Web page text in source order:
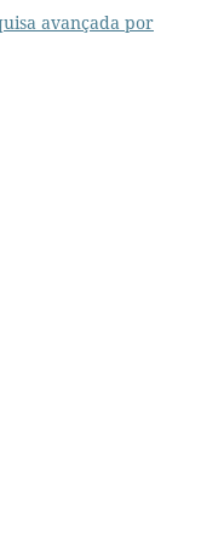
avançada por